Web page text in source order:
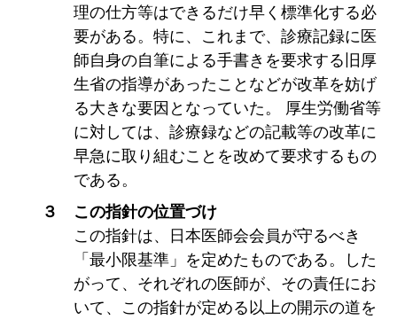
理の仕方等はできるだけ早く標準化する必
要がある。特に、これまで、診療記録に医
師自身の自筆による手書きを要求する旧厚
生省の指導があったことなどが改革を妨げ
る大きな要因となっていた。 厚生労働省等
に対しては、診療録などの記載等の改革に
早急に取り組むことを改めて要求するもの
である。
３ この指針の位置づけ
この指針は、日本医師会会員が守るべき
「最小限基準」を定めたものである。した
がって、それぞれの医師が、その責任にお
いて、この指針が定める以上の開示の道を